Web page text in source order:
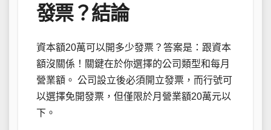
發票？結論
資本額20萬可以開多少發票？答案是：跟資本
額沒關係！關鍵在於你選擇的公司類型和每月
營業額。 公司設立後必須開立發票，而行號可
以選擇免開發票，但僅限於月營業額20萬元以
下。